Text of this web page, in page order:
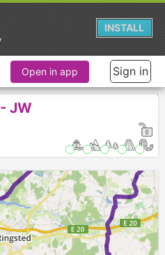
Open in app Sign in
JW
INSTALL